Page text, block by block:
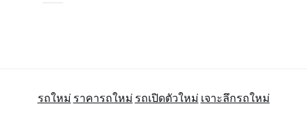
รถใหม่ ราคารถใหม่ รถเปิดตัวใหม่ เจาะลึกรถใหม่